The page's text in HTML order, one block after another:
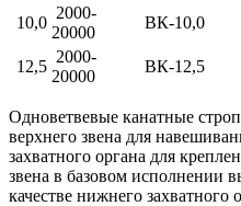
10,0
2000-
20000
ВК-10,0
12,5
2000-
20000
ВК-12,5
Одноветвевые канатные
верхнего звена для
захватного органа для
звена в базовом исполнении
качестве нижнего